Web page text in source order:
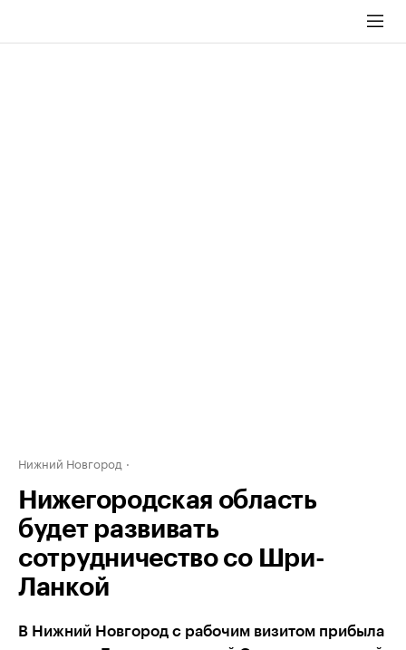
Нижний Новгород
Нижегородская область
будет развивать
сотрудничество со Шри-
Ланкой
В Нижний Новгород с рабочим визитом прибыла